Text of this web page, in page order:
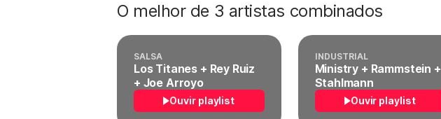
O melhor de 3 artistas combinados
SALSA
Los Titanes + Rey Ruiz
+ Joe Arroyo
Ouvir playlist
INDUSTRIAL
Ministry + Rammstein +
Stahlmann
Ouvir playlist